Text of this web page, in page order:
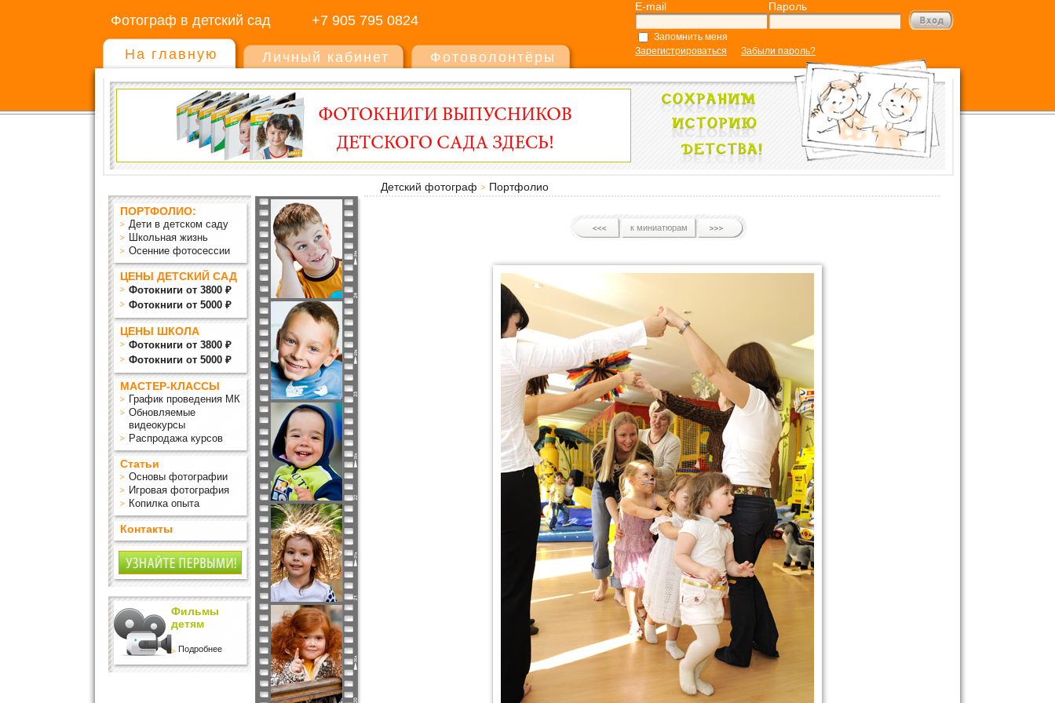
Фотограф в детский сад +7 905 795 0824
E-mail Пароль
Запомнить меня
Зарегистрироваться
Забыли пароль?
На главную Личный кабинет Фотоволонтёры
Детский фотограф
Портфолио
ПОРТФОЛИО:
Дети в детском саду
Школьная жизнь
Осенние фотосессии
ЦЕНЫ ДЕТСКИЙ САД
Фотокниги от 3800 ₽
Фотокниги от 5000 ₽
ЦЕНЫ ШКОЛА
Фотокниги от 3800 ₽
Фотокниги от 5000 ₽
МАСТЕР-КЛАССЫ
График проведения МК
Обновляемые
видеокурсы
Распродажа курсов
Статьи
Основы фотографии
Игровая фотография
Копилка опыта
Контакты
Фильмы
детям
Подробнее
к миниатюрам